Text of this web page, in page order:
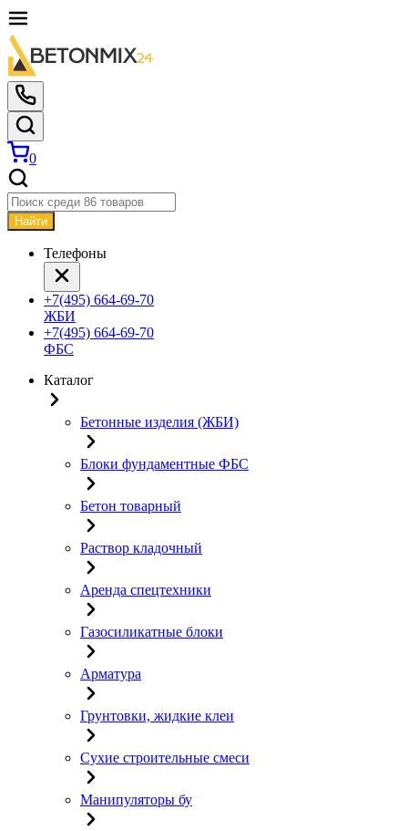
0
Найти
Телефоны
+7(495) 664-69-70
ЖБИ
+7(495) 664-69-70
ФБС
Каталог
Бетонные изделия (ЖБИ)
Блоки фундаментные ФБС
Бетон товарный
Раствор кладочный
Аренда спецтехники
Газосиликатные блоки
Арматура
Грунтовки, жидкие клеи
Сухие строительные смеси
Манипуляторы бу